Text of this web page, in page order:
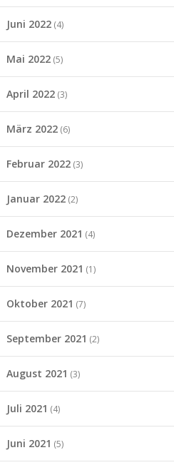
Juni 2022(4)
Mai 2022(5)
April 2022(3)
März 2022(6)
Februar 2022(3)
Januar 2022(2)
Dezember 2021 (4)
November 2021 (1)
Oktober 2021 (7)
September 2021 (2)
August 2021 (3)
Juli 2021 (4)
Juni 2021 (5)